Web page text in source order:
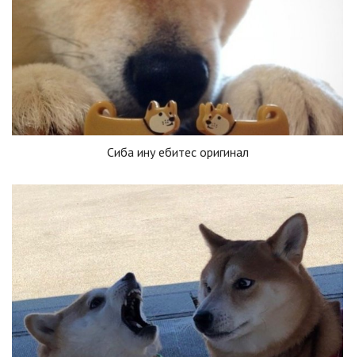
Сиба ину ебитес оригинал